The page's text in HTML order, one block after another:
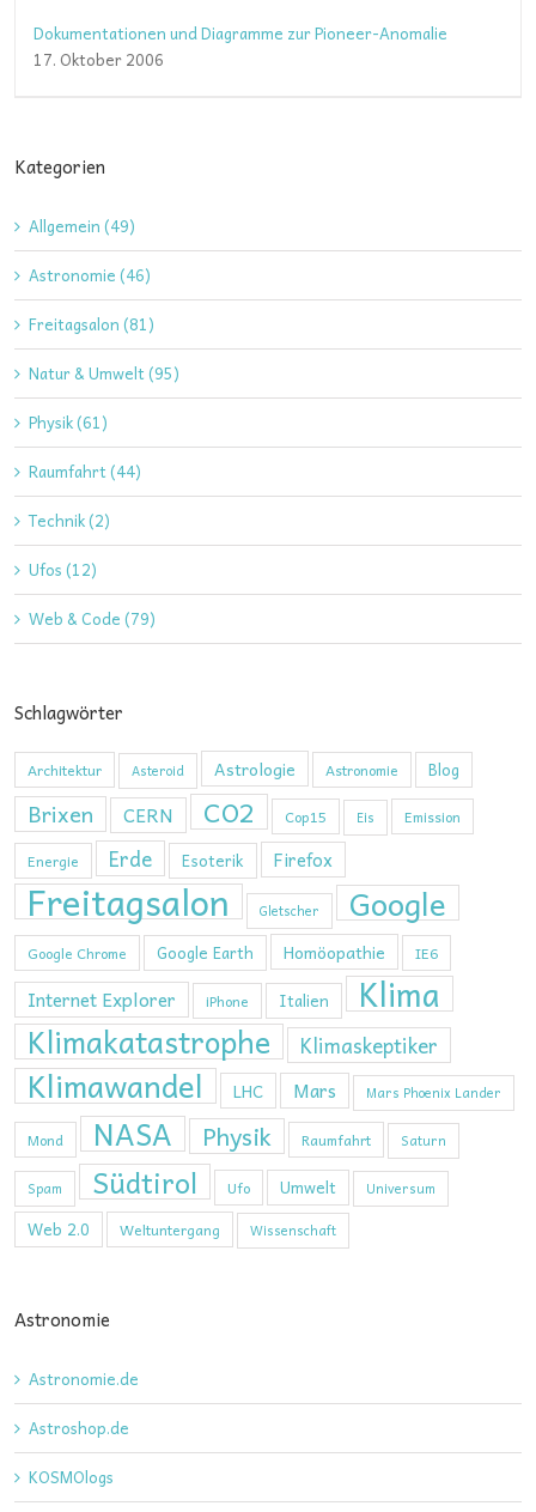
Dokumentationen und Diagramme zur Pioneer-Anomalie
17. Oktober 2006
Kategorien
Allgemein (49)
Astronomie (46)
Freitagsalon (81)
Natur & Umwelt (95)
Physik (61)
Raumfahrt (44)
Technik (2)
Ufos (12)
Web & Code (79)
Schlagwörter
Architektur Asteroid Astrologie Astronomie Blog
Brixen CERN CO2 Cop15 Eis
Emission
Energie
Erde Esoterik Firefox
Freitagsalon Gletscher Google
Google Chrome Google Earth Homöopathie IE6
Internet Explorer iPhone Italien Klima
Klimakatastrophe Klimaskeptiker
Klimawandel LHC Mars Mars Phoenix Lander
Mond NASA Physik Raumfahrt Saturn
Spam Südtirol Ufo Umwelt Universum
Web 2.0 Weltuntergang Wissenschaft
Astronomie
Astronomie.de
Astroshop.de
KOSMOlogs